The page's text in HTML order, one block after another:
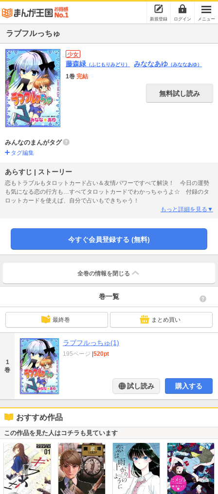
新規登録 ログイン メニュー
ラブフルっちゅ
少女
藤森緑 （ふじもりみどり） みななあゆ （みななあゆ）
1巻 完結
無料試し読み
みんなのまんがタグ
タグ編集
あらすじ | ストーリー
恋もトラブルもタロットカード占い＆友情パワーですべて解決！ 今日の運勢
も気になる恋の行方も…すべてタロットカードでわかっちゃうよ☆ 付録のタ
ロットカードを使えば、自分で占いもできちゃう！
もっと詳細を見る▼
今すぐ会員登録する (無料)
全巻の情報を 閉じる
巻一覧
最終巻 まとめ買い
1
巻
ラブフルっちゅ(1)
195ページ 520pt
試し読み 購入する
おすすめ作品
この作品を見た人はコチラも見ています